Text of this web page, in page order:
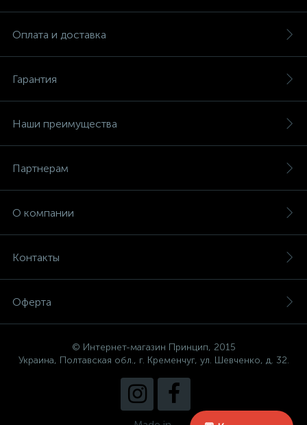
Оплата и доставка
Гарантия
Наши преимущества
Партнерам
О компании
Контакты
Оферта
© Интернет-магазин Принцип, 2015
Украина, Полтавская обл., г. Кременчуг, ул. Шевченко, д. 32.